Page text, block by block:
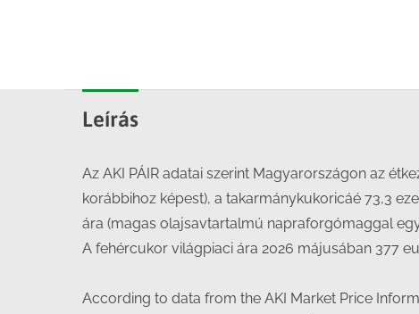
Leírás
Az AKI PÁIR adatai szerint Magyarországon az
korábbihoz képest), a takarmánykukoricáé 73,3
ára (magas olajsavtartalmú napraforgómaggal
A fehércukor világpiaci ára 2026 májusában 377
According to data from the AKI Market Price